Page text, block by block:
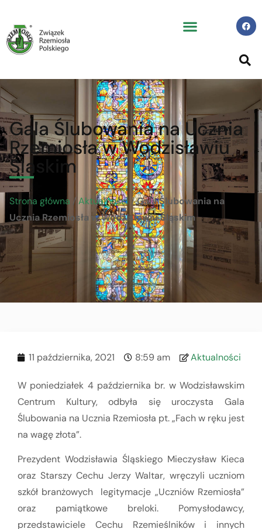
Gala Ślubowania na Ucznia
Rzemiosła w Wodzisławiu
Śląskim
Strona główna / Aktualności /Gala Ślubowania na
Ucznia Rzemiosła w Wodzisławiu Śląskim
11 października, 2021 8:59 am Aktualności
W poniedziałek 4 października br. w Wodzisławskim
Centrum Kultury, odbyła się uroczysta Gala
Ślubowania na Ucznia Rzemiosła pt. „Fach w ręku jest
na wagę złota”.
Prezydent Wodzisławia Śląskiego Mieczysław Kieca
oraz Starszy Cechu Jerzy Waltar, wręczyli uczniom
szkół branżowych legitymacje „Uczniów Rzemiosła”
oraz pamiątkowe breloki. Pomysłodawcy,
przedstawiciele Cechu Rzemieślników i innych